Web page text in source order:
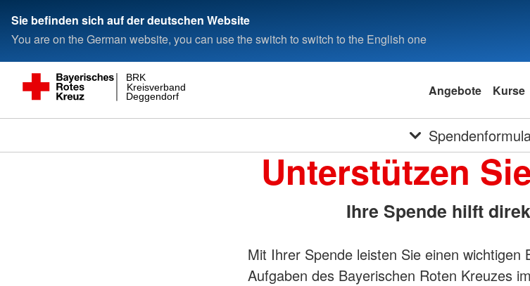
Sie befinden sich auf der deutschen Website
You are on the German website, you can use the switch to switch to the English one
Deggendorf
Kreisverband
BRK
Angebote Kurse
Unterstützen
Ihre Spende hilft
Mit Ihrer Spende leisten Sie einen wichtigen
Aufgaben des Bayerischen Roten Kreuzes